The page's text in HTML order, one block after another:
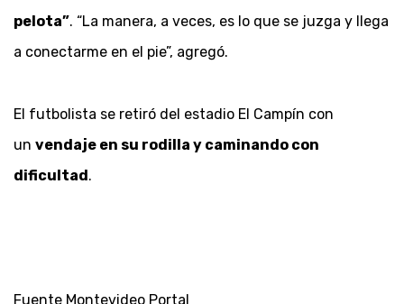
pelota”. “La manera, a veces, es lo que se juzga y llega
a conectarme en el pie”, agregó.
El futbolista se retiró del estadio El Campín con
un vendaje en su rodilla y caminando con
dificultad.
Fuente Montevideo Portal